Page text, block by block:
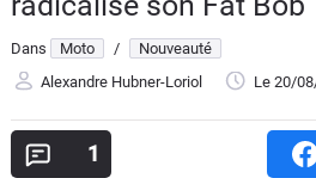
Equipement
Forum
Dans Moto /
Nouveauté
Alexandre Hubner-Loriol
Le 20/
1